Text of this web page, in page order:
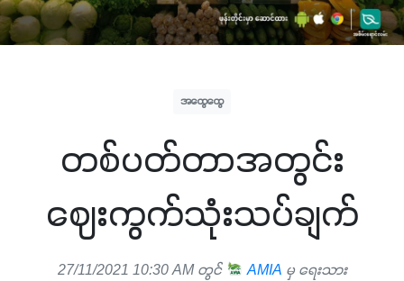
အထွေထွေ
တစ်ပတ်တာအတွင်း
ဈေးကွက်သုံးသပ်ချက်
27/11/2021 10:30 AM တွင် AMIA မှ ရေးသား